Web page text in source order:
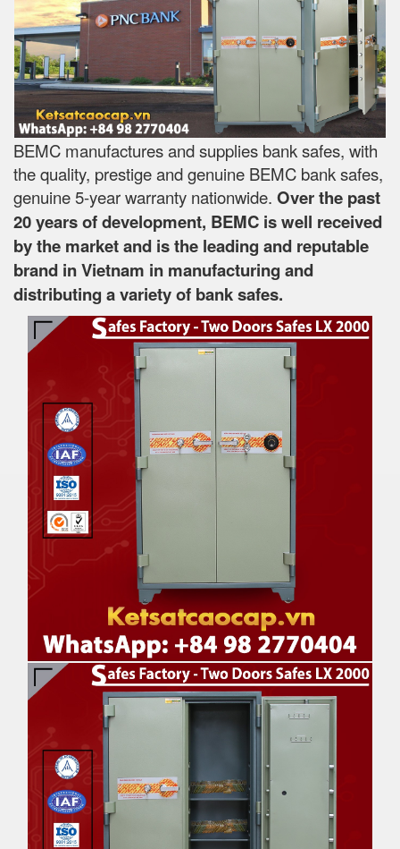
BEMC manufactures and supplies bank safes, with
the quality, prestige and genuine BEMC bank safes,
genuine 5-year warranty nationwide. Over the past
20 years of development, BEMC is well received
by the market and is the leading and reputable
brand in Vietnam in manufacturing and
distributing a variety of bank safes.